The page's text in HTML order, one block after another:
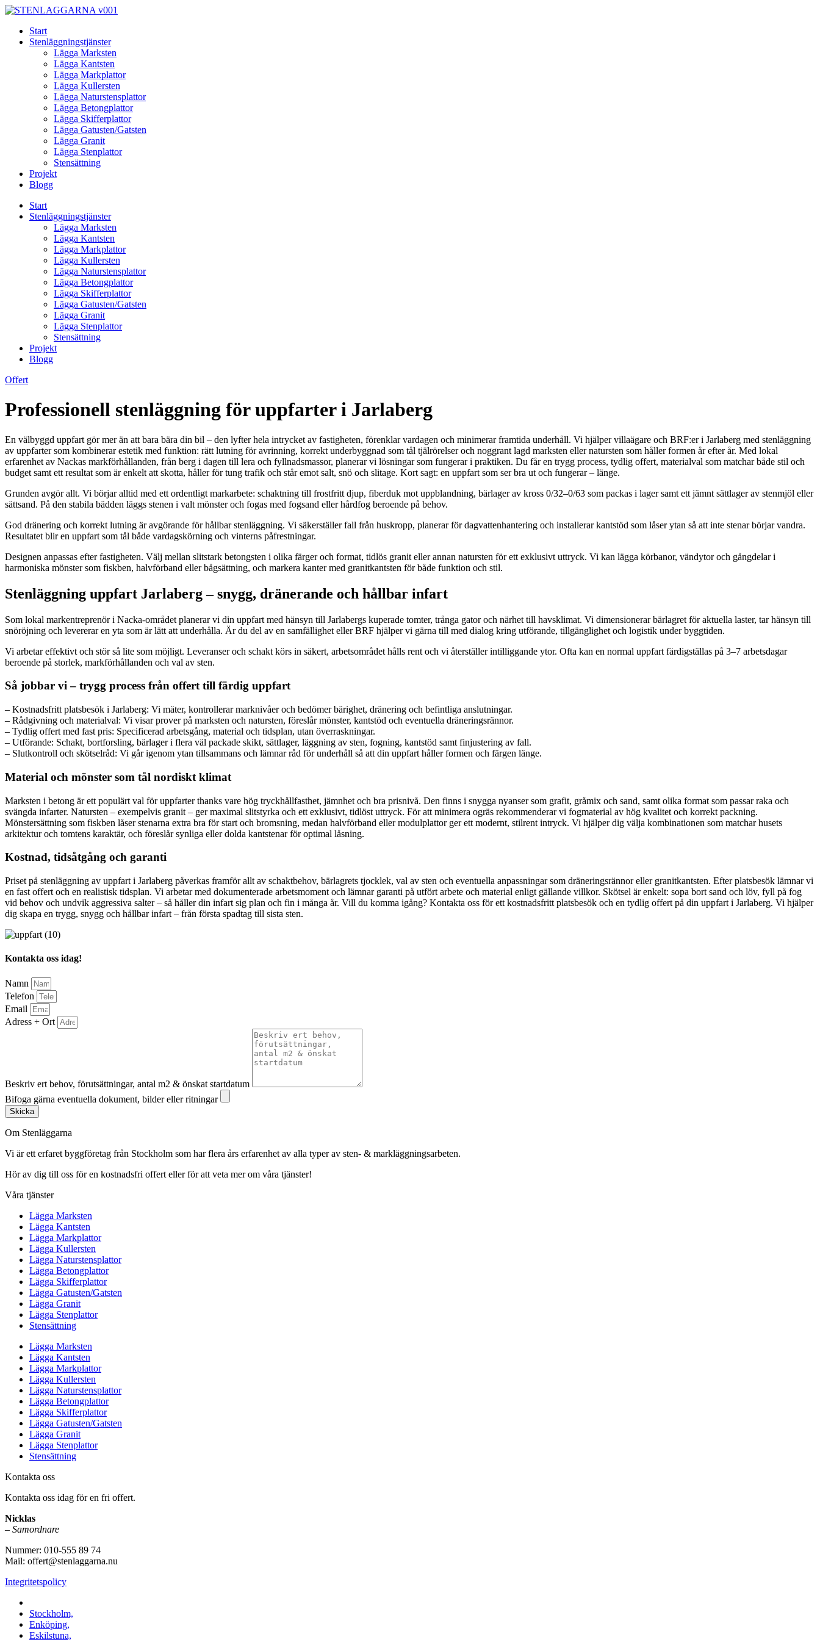
Skip
contentStart
Stenläggningstjänster
Lägga Marksten
Lägga Kantsten
Lägga Markplattor
Lägga Kullersten
Lägga Naturstensplattor
Lägga Betongplattor
Lägga Skifferplattor
Lägga Gatusten/Gatsten
Lägga Granit
Lägga Stenplattor
Stensättning
Projekt
Blogg
Start
Stenläggningstjänster
Lägga Marksten
Lägga Kantsten
Lägga Markplattor
Lägga Kullersten
Lägga Naturstensplattor
Lägga Betongplattor
Lägga Skifferplattor
Lägga Gatusten/Gatsten
Lägga Granit
Lägga Stenplattor
Stensättning
Projekt
Blogg
Offert
Professionell stenläggning för uppfarter i Jarlaberg
En välbyggd uppfart gör mer än att bara bära din bil – den lyfter hela intrycket av fastigheten, förenklar vardagen och minimerar framtida underhåll. Vi hjälper villaägare och BRF:er i Jarlaberg med stenläggning
av uppfarter som kombinerar estetik med funktion: rätt lutning för avrinning, korrekt underbyggnad som tål tjälrörelser och noggrant lagd marksten eller natursten som håller formen år efter år. Med lokal
erfarenhet av Nackas markförhållanden, från berg i dagen till lera och fyllnadsmassor, planerar vi lösningar som fungerar i praktiken. Du får en trygg process, tydlig offert, materialval som matchar både stil och
budget samt ett resultat som är enkelt att skotta, håller för tung trafik och står emot salt, snö och slitage. Kort sagt: en uppfart som ser bra ut och fungerar – länge.
Grunden avgör allt. Vi börjar alltid med ett ordentligt markarbete: schaktning till frostfritt djup, fiberduk mot uppblandning, bärlager av kross 0/32–0/63 som packas i lager samt ett jämnt sättlager av stenmjöl eller
sättsand. På den stabila bädden läggs stenen i valt mönster och fogas med fogsand eller hårdfog beroende på behov.
God dränering och korrekt lutning är avgörande för hållbar stenläggning. Vi säkerställer fall från huskropp, planerar för dagvattenhantering och installerar kantstöd som låser ytan så att inte stenar börjar vandra.
Resultatet blir en uppfart som tål både vardagskörning och vinterns påfrestningar.
Designen anpassas efter fastigheten. Välj mellan slitstark betongsten i olika färger och format, tidlös granit eller annan natursten för ett exklusivt uttryck. Vi kan lägga körbanor, vändytor och gångdelar i
harmoniska mönster som fiskben, halvförband eller bågsättning, och markera kanter med granitkantsten för både funktion och stil.
Stenläggning uppfart Jarlaberg – snygg, dränerande och hållbar infart
Som lokal markentreprenör i Nacka-området planerar vi din uppfart med hänsyn till Jarlabergs kuperade tomter, trånga gator och närhet till havsklimat. Vi dimensionerar bärlagret för aktuella laster, tar hänsyn till
snöröjning och levererar en yta som är lätt att underhålla. Är du del av en samfällighet eller BRF hjälper vi gärna till med dialog kring utförande, tillgänglighet och logistik under byggtiden.
Vi arbetar effektivt och stör så lite som möjligt. Leveranser och schakt körs in säkert, arbetsområdet hålls rent och vi återställer intilliggande ytor. Ofta kan en normal uppfart färdigställas på 3–7 arbetsdagar
beroende på storlek, markförhållanden och val av sten.
Så jobbar vi – trygg process från offert till färdig uppfart
– Kostnadsfritt platsbesök i Jarlaberg: Vi mäter, kontrollerar marknivåer och bedömer bärighet, dränering och befintliga anslutningar.
– Rådgivning och materialval: Vi visar prover på marksten och natursten, föreslår mönster, kantstöd och eventuella dräneringsrännor.
– Tydlig offert med fast pris: Specificerad arbetsgång, material och tidsplan, utan överraskningar.
– Utförande: Schakt, bortforsling, bärlager i flera väl packade skikt, sättlager, läggning av sten, fogning, kantstöd samt finjustering av fall.
– Slutkontroll och skötselråd: Vi går igenom ytan tillsammans och lämnar råd för underhåll så att din uppfart håller formen och färgen länge.
Material och mönster som tål nordiskt klimat
Marksten i betong är ett populärt val för uppfarter thanks vare hög tryckhållfasthet, jämnhet och bra prisnivå. Den finns i snygga nyanser som grafit, gråmix och sand, samt olika format som passar raka och
svängda infarter. Natursten – exempelvis granit – ger maximal slitstyrka och ett exklusivt, tidlöst uttryck. För att minimera ogräs rekommenderar vi fogmaterial av hög kvalitet och korrekt packning.
Mönstersättning som fiskben låser stenarna extra bra för start och bromsning, medan halvförband eller modulplattor ger ett modernt, stilrent intryck. Vi hjälper dig välja kombinationen som matchar husets
arkitektur och tomtens karaktär, och föreslår synliga eller dolda kantstenar för optimal låsning.
Kostnad, tidsåtgång och garanti
Priset på stenläggning av uppfart i Jarlaberg påverkas framför allt av schaktbehov, bärlagrets tjocklek, val av sten och eventuella anpassningar som dräneringsrännor eller granitkantsten. Efter platsbesök lämnar vi
en fast offert och en realistisk tidsplan. Vi arbetar med dokumenterade arbetsmoment och lämnar garanti på utfört arbete och material enligt gällande villkor. Skötsel är enkelt: sopa bort sand och löv, fyll på fog
vid behov och undvik aggressiva salter – så håller din infart sig plan och fin i många år. Vill du komma igång? Kontakta oss för ett kostnadsfritt platsbesök och en tydlig offert på din uppfart i Jarlaberg. Vi hjälper
dig skapa en trygg, snygg och hållbar infart – från första spadtag till sista sten.
Kontakta oss idag!
Namn
Telefon
Email
Adress + Ort
Beskriv ert behov, förutsättningar, antal m2 & önskat startdatum
Bifoga gärna eventuella dokument, bilder eller ritningar
Skicka
Om Stenläggarna
Vi är ett erfaret byggföretag från Stockholm som har flera års erfarenhet av alla typer av sten- & markläggningsarbeten.
Hör av dig till oss för en kostnadsfri offert eller för att veta mer om våra tjänster!
Våra tjänster
Lägga Marksten
Lägga Kantsten
Lägga Markplattor
Lägga Kullersten
Lägga Naturstensplattor
Lägga Betongplattor
Lägga Skifferplattor
Lägga Gatusten/Gatsten
Lägga Granit
Lägga Stenplattor
Stensättning
Lägga Marksten
Lägga Kantsten
Lägga Markplattor
Lägga Kullersten
Lägga Naturstensplattor
Lägga Betongplattor
Lägga Skifferplattor
Lägga Gatusten/Gatsten
Lägga Granit
Lägga Stenplattor
Stensättning
Kontakta oss
Kontakta oss idag för en fri offert.
Nicklas
– Samordnare
Nummer: 010-555 89 74
Mail: offert@stenlaggarna.nu
Integritetspolicy
Stockholm,
Enköping,
Eskilstuna,